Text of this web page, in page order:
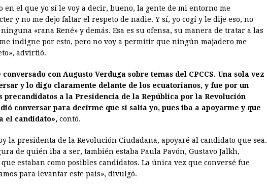
en el que yo sí le voy a decir, bueno, la gente de mi entorno me
y no me dejo faltar el respeto de nadie. Y sí, yo cogí y le dije eso, no
«rana René» y demás. Esa es su ofensa, su manera de tratar a las
indigne por esto, pero no voy a permitir que ningún majadero me
advirtió.
conversado con Augusto Verduga sobre temas del CPCCS. Una sola vez
y lo digo claramente delante de los ecuatorianos, y fue por un
precandidatos a la Presidencia de la República por la Revolución
conversar para decirme que si salía yo, pues iba a apoyarme y que
el candidato», contó.
la presidenta de la Revolución Ciudadana, apoyaré al candidato que sea.
de quién iba a ser, también estaba Paula Pavón, Gustavo Jalkh,
estaban como posibles candidatos. La única vez que conversé fue
para levantar este país», divulgó.